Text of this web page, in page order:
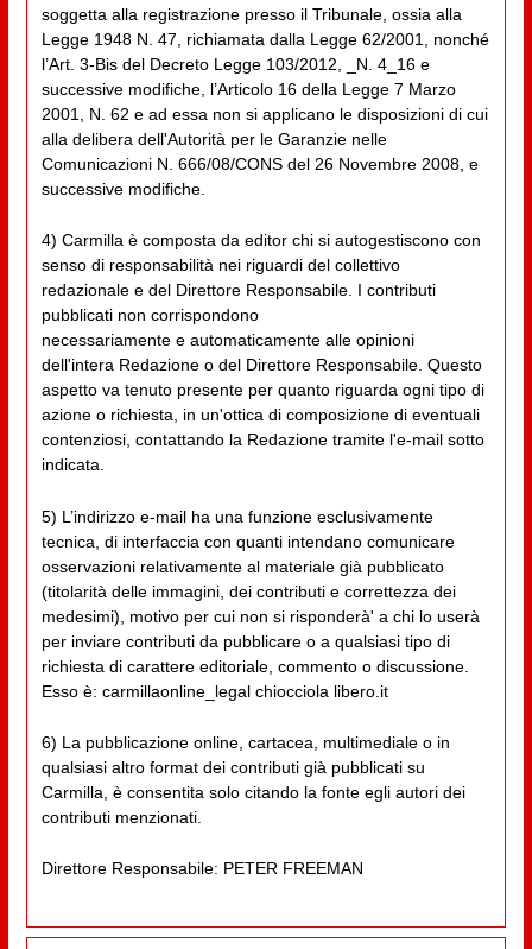
soggetta alla registrazione presso il Tribunale, ossia alla
Legge 1948 N. 47, richiamata dalla Legge 62/2001, nonché
l’Art. 3-Bis del Decreto Legge 103/2012, _N. 4_16 e
successive modifiche, l’Articolo 16 della Legge 7 Marzo
2001, N. 62 e ad essa non si applicano le disposizioni di cui
alla delibera dell'Autorità per le Garanzie nelle
Comunicazioni N. 666/08/CONS del 26 Novembre 2008, e
successive modifiche.
4) Carmilla è composta da editor chi si autogestiscono con
senso di responsabilità nei riguardi del collettivo
redazionale e del Direttore Responsabile. I contributi
pubblicati non corrispondono
necessariamente e automaticamente alle opinioni
dell'intera Redazione o del Direttore Responsabile. Questo
aspetto va tenuto presente per quanto riguarda ogni tipo di
azione o richiesta, in un'ottica di composizione di eventuali
contenziosi, contattando la Redazione tramite l'e-mail sotto
indicata.
5) L’indirizzo e-mail ha una funzione esclusivamente
tecnica, di interfaccia con quanti intendano comunicare
osservazioni relativamente al materiale già pubblicato
(titolarità delle immagini, dei contributi e correttezza dei
medesimi), motivo per cui non si risponderà' a chi lo userà
per inviare contributi da pubblicare o a qualsiasi tipo di
richiesta di carattere editoriale, commento o discussione.
Esso è: carmillaonline_legal chiocciola libero.it
6) La pubblicazione online, cartacea, multimediale o in
qualsiasi altro format dei contributi già pubblicati su
Carmilla, è consentita solo citando la fonte egli autori dei
contributi menzionati.
Direttore Responsabile: PETER FREEMAN